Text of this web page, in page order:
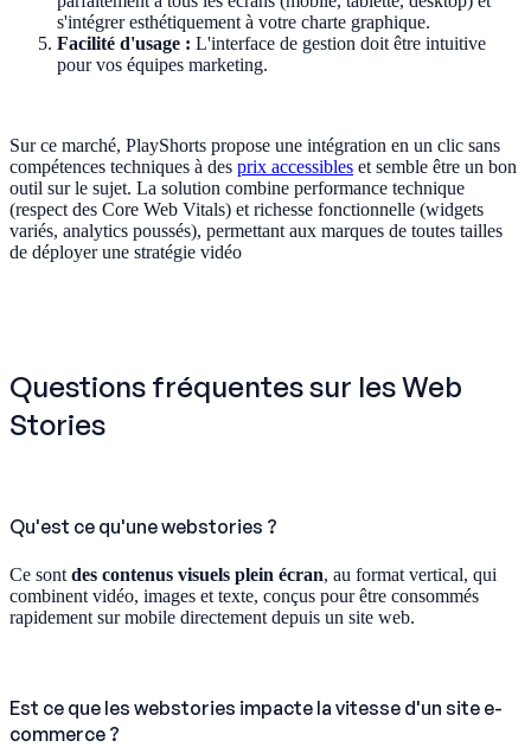
s'intégrer esthétiquement à votre charte graphique.
Facilité d'usage : L'interface de gestion doit être intuitive
pour vos équipes marketing.
Sur ce marché, PlayShorts propose une intégration en un clic sans
compétences techniques à des prix accessibles et semble être un bon
outil sur le sujet. La solution combine performance technique
(respect des Core Web Vitals) et richesse fonctionnelle (widgets
variés, analytics poussés), permettant aux marques de toutes tailles
de déployer une stratégie vidéo
Questions fréquentes sur les Web
Stories
Qu'est ce qu'une webstories ?
Ce sont des contenus visuels plein écran, au format vertical, qui
combinent vidéo, images et texte, conçus pour être consommés
rapidement sur mobile directement depuis un site web.
Est ce que les webstories impacte la vitesse d'un site e-
commerce ?